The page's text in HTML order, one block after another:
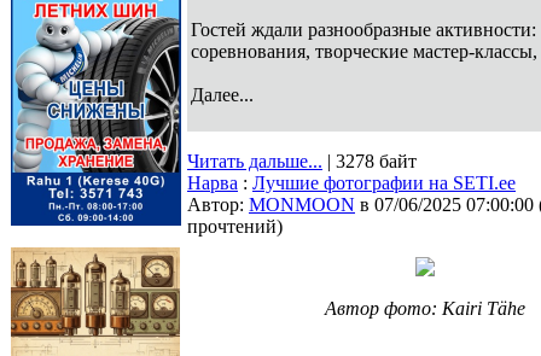
Гостей ждали разнообразные
соревнования, творческие мастер-
Далее...
Читать дальше... | 3278 байт
Нарва : Лучшие фотографии на SETI.ee
Автор: MONMOON в 07/06/2025 07:00:00
прочтений)
Автор фото: Kairi Tähe